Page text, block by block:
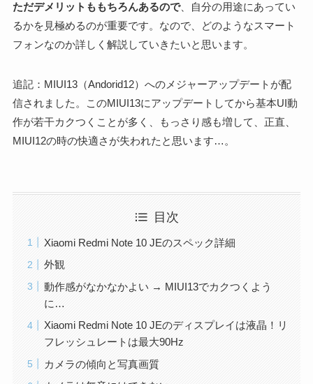
ただデメリットももちろんあるので、自分の用途にあってい
るかを見極めるのが重要です。なので、どのようなスマート
フォンなのか詳しく解説していきたいと思います。
追記：MIUI13（Andorid12）へのメジャーアップデートが配
信されました。このMIUI13にアップデートしてから基本UI動
作が若干カクつくことが多く、もっさり感も増して、正直、
MIUI12の時の快適さが失われたと思います…。
目次
Xiaomi Redmi Note 10 JEのスペック詳細
外観
動作感がなかなかよい → MIUI13でカクつくよう
に…
Xiaomi Redmi Note 10 JEのディスプレイは液晶！リ
フレッシュレートは最大90Hz
カメラの傾向と写真画質